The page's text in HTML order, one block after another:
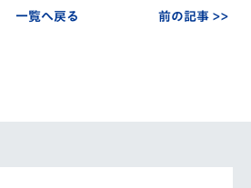
一覧へ戻る 前の記事 >>